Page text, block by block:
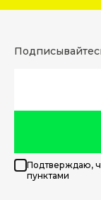
Подтверждаю,
пунктами